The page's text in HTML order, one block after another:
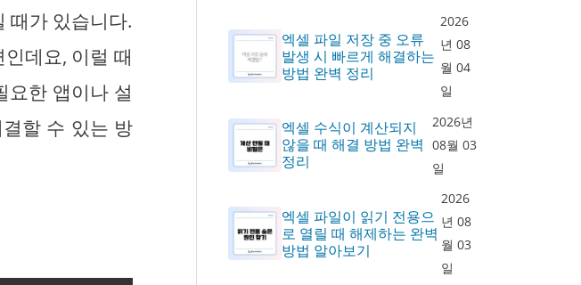
때가 있습니다.
데요, 이럴 때
요한 앱이나 설
할 수 있는 방
엑셀 파일 저장 중 오류
발생 시 빠르게 해결하는
방법 완벽 정리
2026
년 08
월 04
일
엑셀 수식이 계산되지
않을 때 해결 방법 완벽
정리
2026년
08월 03
일
엑셀 파일이 읽기 전용으
로 열릴 때 해제하는 완벽
방법 알아보기
2026
년 08
월 03
일